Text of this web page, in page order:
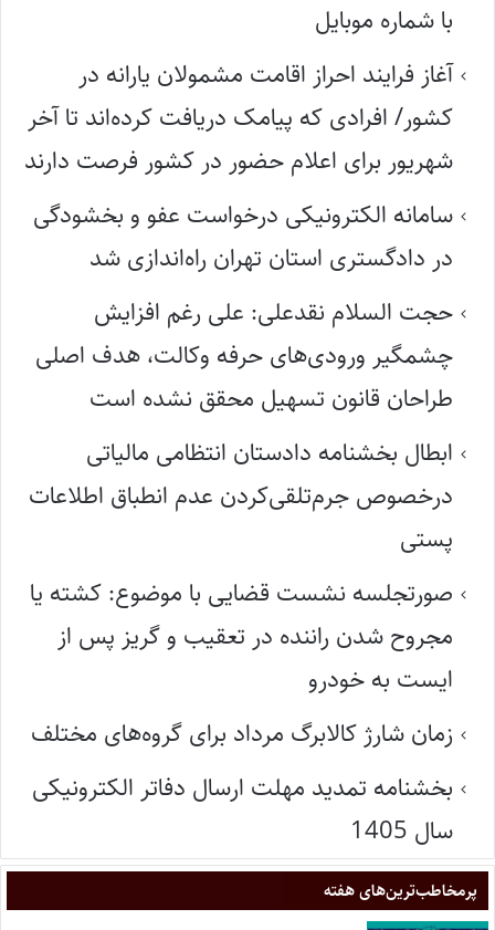
با شماره موبایل
آغاز فرایند احراز اقامت مشمولان یارانه در
کشور/ افرادی که پیامک دریافت کرده‌اند تا آخر
شهریور برای اعلام حضور در کشور فرصت دارند
سامانه الکترونیکی درخواست عفو و بخشودگی
در دادگستری استان تهران راه‌اندازی شد
حجت السلام نقدعلی: علی رغم افزایش
چشمگیر ورودی‌های حرفه وکالت، هدف اصلی
طراحان قانون تسهیل محقق نشده است
ابطال بخشنامه دادستان انتظامی مالیاتی
درخصوص جرم‌تلقی‌کردن عدم انطباق اطلاعات
پستی
صورتجلسه نشست قضایی با موضوع: کشته یا
مجروح شدن راننده در تعقیب و گریز پس از
ایست به خودرو
زمان شارژ کالابرگ مرداد برای گروه‌های مختلف
بخشنامه تمدید مهلت ارسال دفاتر الکترونیکی
سال 1405
پر‌مخاطب‌ترین‌های هفته